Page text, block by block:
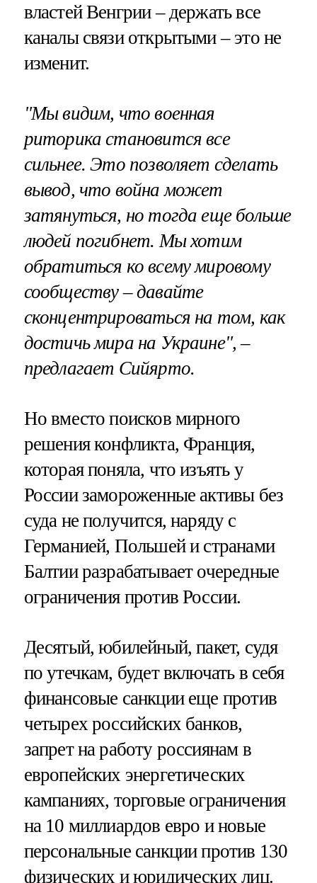
властей Венгрии – держать все
каналы связи открытыми – это не
изменит.
"Мы видим, что военная
риторика становится все
сильнее. Это позволяет сделать
вывод, что война может
затянуться, но тогда еще больше
людей погибнет. Мы хотим
обратиться ко всему мировому
сообществу – давайте
сконцентрироваться на том, как
достичь мира на Украине", –
предлагает Сийярто.
Но вместо поисков мирного
решения конфликта, Франция,
которая поняла, что изъять у
России замороженные активы без
суда не получится, наряду с
Германией, Польшей и странами
Балтии разрабатывает очередные
ограничения против России.
Десятый, юбилейный, пакет, судя
по утечкам, будет включать в себя
финансовые санкции еще против
четырех российских банков,
запрет на работу россиянам в
европейских энергетических
кампаниях, торговые ограничения
на 10 миллиардов евро и новые
персональные санкции против 130
физических и юридических лиц.